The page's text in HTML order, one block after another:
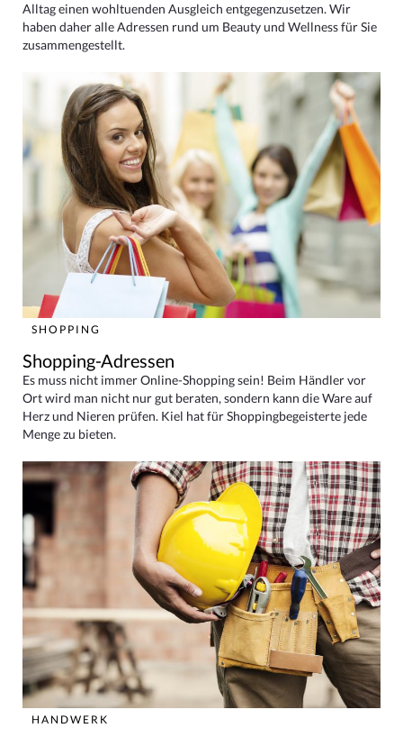
Alltag einen wohltuenden Ausgleich entgegenzusetzen. Wir
haben daher alle Adressen rund um Beauty und Wellness für Sie
zusammengestellt.
SHOPPING
Shopping-Adressen
Es muss nicht immer Online-Shopping sein! Beim Händler vor
Ort wird man nicht nur gut beraten, sondern kann die Ware auf
Herz und Nieren prüfen. Kiel hat für Shoppingbegeisterte jede
Menge zu bieten.
HANDWERK